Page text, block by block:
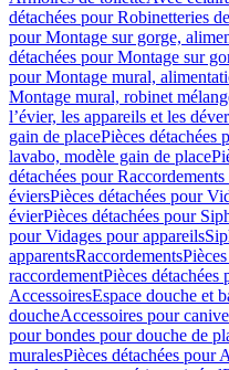
détachées pour Robinetteries
pour Montage sur gorge,
détachées pour Montage sur
pour Montage mural,
Montage mural, robinet
l’évier, les appareils et les
gain de placePièces détachées
lavabo, modèle gain de place
détachées pour
éviersPièces détachées pour
évierPièces détachées pour
pour Vidages pour appareils
apparentsRaccordements
raccordementPièces détachées
AccessoiresEspace douche et
doucheAccessoires pour
pour bondes pour douche de
muralesPièces détachées pour